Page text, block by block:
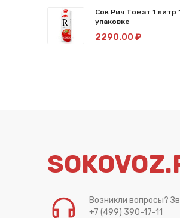
Сок Рич Томат 1 литр
упаковке
2290.00 ₽
Возникли вопросы?
+7 (499) 390-17-11